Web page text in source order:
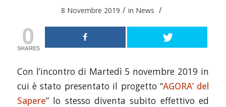
8 Novembre 2019 / in News /
0
SHARES
Con l’incontro di Martedì 5 novembre 2019 in
cui è stato presentato il progetto “AGORA’ del
Sapere” lo stesso diventa subito effettivo ed